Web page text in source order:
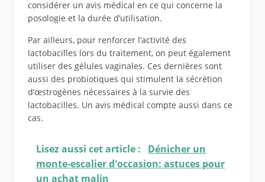
considérer un avis médical en ce qui concerne la
posologie et la durée d’utilisation.
Par ailleurs, pour renforcer l’activité des
lactobacilles lors du traitement, on peut également
utiliser des gélules vaginales. Ces dernières sont
aussi des probiotiques qui stimulent la sécrétion
d’œstrogènes nécessaires à la survie des
lactobacilles. Un avis médical compte aussi dans ce
cas.
Lisez aussi cet article :
Dénicher un
monte-escalier d'occasion: astuces pour
un achat malin